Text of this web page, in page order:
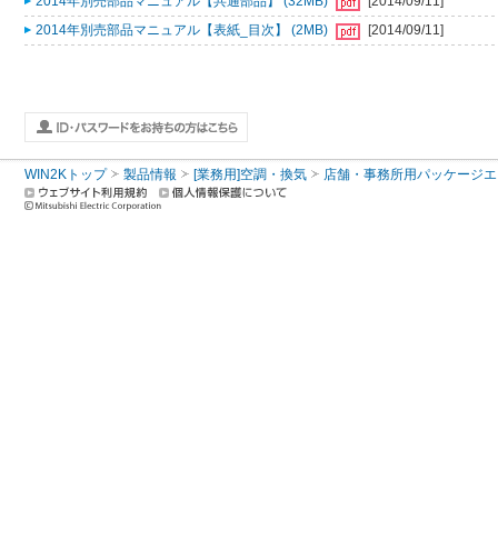
2014年別売部品マニュアル【表紙_目次】 (2MB)
[2014/09/11]
WIN2Kトップ 製品情報 [業務用]空調・換気 店舗・事務所用パッケージ